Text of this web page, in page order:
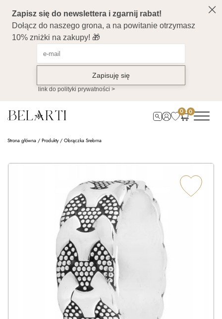
0 0
Strona główna / Produkty/ Obrączka Srebrna